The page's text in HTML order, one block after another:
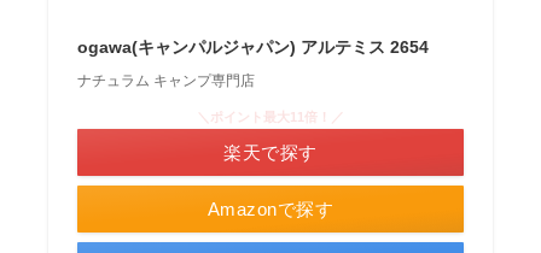
ogawa(キャンパルジャパン) アルテミス 2654
ナチュラム キャンプ専門店
Amazonで探す
＼ポイント最大11倍！／
楽天で探す